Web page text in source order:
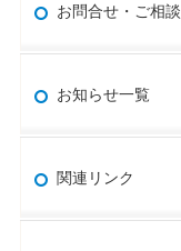
お問合せ・ご相談
お知らせ一覧
関連リンク